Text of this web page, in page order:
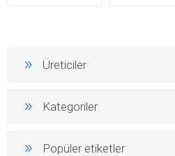
Üreticiler
Kategoriler
Popüler etiketler